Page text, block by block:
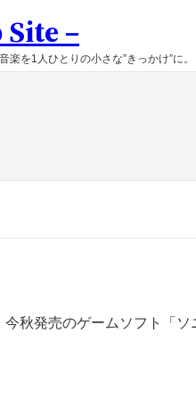
–
を1人ひとりの小さな”きっかけ”に。
秋発売のゲームソフト「ソ